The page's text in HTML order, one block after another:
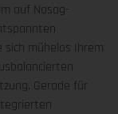
auf Nosag-
mühelos Ihrem
Gerade für